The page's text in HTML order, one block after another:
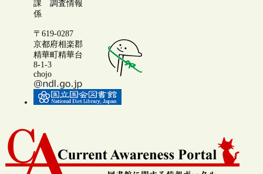
課 調査情報
係
〒619-0287
京都府相楽郡
精華町精華台
8-1-3
chojo